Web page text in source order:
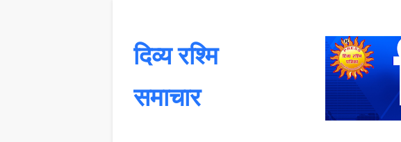
दिव्य रश्मि
समाचार